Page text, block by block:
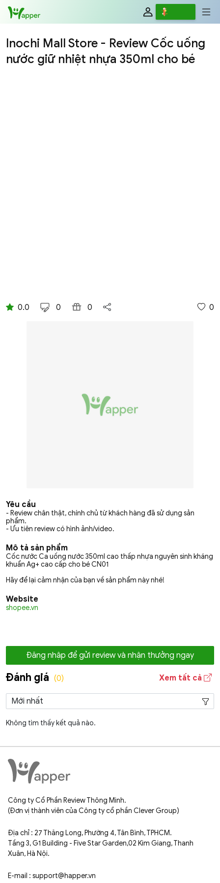
Inochi Mall Store - Review Cốc uống
nước giữ nhiệt nhựa 350ml cho bé
0.0 0 0 0
Yêu cầu
- Review chân thật, chính chủ từ khách hàng đã sử dụng sản
phẩm.
- Ưu tiên review có hình ảnh/video.
Mô tả sản phẩm
Cốc nước Ca uống nước 350ml cao thấp nhựa nguyên sinh kháng
khuẩn Ag+ cao cấp cho bé CN01
Hãy để lại cảm nhận của bạn về sản phẩm này nhé!
Website
shopee.vn
Đăng nhập để gửi review và nhận thưởng ngay
Đánh giá (0) Xem tất cả
Không tìm thấy kết quả nào.
Công ty Cổ Phần Review Thông Minh.
(Đơn vị thành viên của Công ty cổ phần Clever Group)
Địa chỉ : 27 Thăng Long, Phường 4, Tân Bình, TPHCM.
Tầng 3, G1 Building - Five Star Garden,02 Kim Giang, Thanh
Xuân, Hà Nội.
E-mail : support@happer.vn